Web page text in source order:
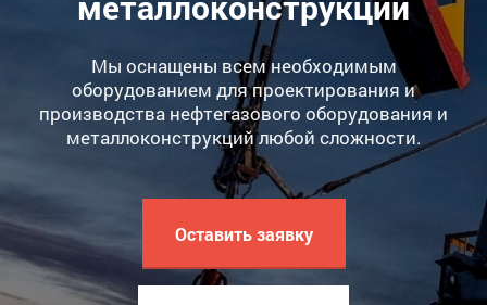
Мы оснащены всем необходимым
оборудованием для проектирования и
производства нефтегазового оборудования и
металлоконструкций любой сложности.
Оставить заявку